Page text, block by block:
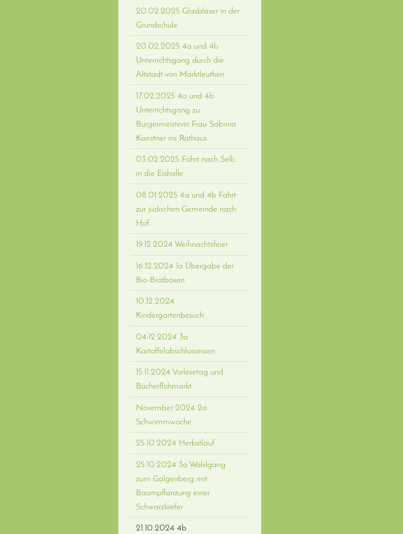
20.02.2025 Glasbläser in der
Grundschule
20.02.2025 4a und 4b
Unterrichtsgang durch die
Altstadt von Marktleuthen
17.02.2025 4a und 4b
Unterrichtsgang zu
Bürgermeisterin Frau Sabrina
Kaestner ins Rathaus
03.02.2025 Fahrt nach Selb
in die Eishalle
08.01.2025 4a und 4b Fahrt
zur jüdischen Gemeinde nach
Hof
19.12.2024 Weihnachtsfeier
16.12.2024 1a Übergabe der
Bio-Brotboxen
10.12.2024
Kindergartenbesuch
04.12.2024 3a
Kartoffelabschlussessen
15.11.2024 Vorlesetag und
Bücherflohmarkt
November 2024 2a
Schwimmwoche
25.10.2024 Herbstlauf
25.10.2024 3a Waldgang
zum Galgenberg mit
Baumpflanzung einer
Schwarzkiefer
21.10.2024 4b